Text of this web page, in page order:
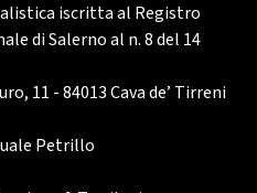
iscritta al Registro
di Salerno al n. 8 del 14
11 - 84013 Cava de’ Tirreni
Petrillo